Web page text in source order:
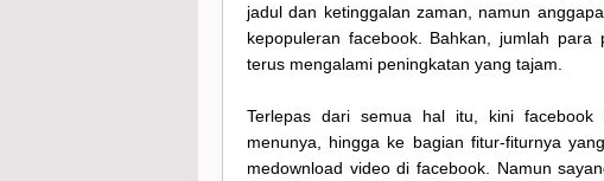
jadul dan ketinggalan zaman, namun
kepopuleran facebook. Bahkan, jumlah
terus mengalami peningkatan yang tajam.
Terlepas dari semua hal itu, kini facebook
menunya, hingga ke bagian fitur-fiturnya
medownload video di facebook. Namun